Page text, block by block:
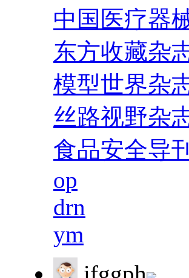
中国医疗器
东方收藏杂
模型世界杂
丝路视野杂
食品安全导
op
drn
ym